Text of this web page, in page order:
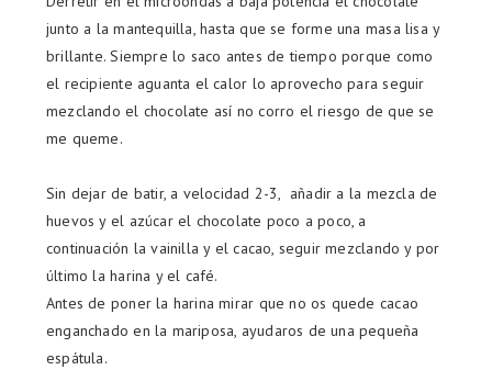
junto a la mantequilla, hasta que se forme una masa lisa y
brillante. Siempre lo saco antes de tiempo porque como
el recipiente aguanta el calor lo aprovecho para seguir
mezclando el chocolate así no corro el riesgo de que se
me queme.
Sin dejar de batir, a velocidad 2-3, añadir a la mezcla de
huevos y el azúcar el chocolate poco a poco, a
continuación la vainilla y el cacao, seguir mezclando y por
último la harina y el café.
Antes de poner la harina mirar que no os quede cacao
enganchado en la mariposa, ayudaros de una pequeña
espátula.